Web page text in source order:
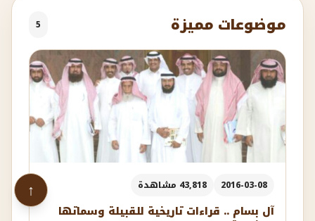
موضوعات مميزة 5
2016-03-08 43,818 مشاهدة
آل بسام .. قراءات تاريخية للقبيلة وسماتها
↑